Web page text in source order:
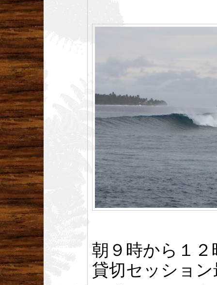
朝９時から１
貸切セッショ